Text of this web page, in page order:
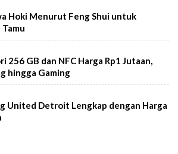
Hoki Menurut Feng Shui untuk
256 GB dan NFC Harga Rp1 Jutaan,
hingga Gaming
United Detroit Lengkap dengan Harga